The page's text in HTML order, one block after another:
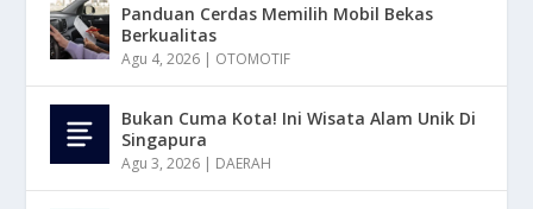
Panduan Cerdas Memilih Mobil Bekas
Berkualitas
Agu 4, 2026 | OTOMOTIF
Bukan Cuma Kota! Ini Wisata Alam Unik Di
Singapura
Agu 3, 2026 | DAERAH